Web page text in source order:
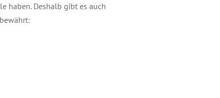
haben. Deshalb gibt es auch